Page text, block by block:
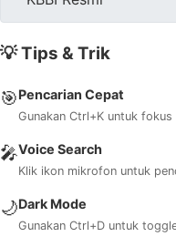
💡 Tips & Trik
🎯Pencarian Cepat
Gunakan Ctrl+K untuk fokus
🎤Voice Search
Klik ikon mikrofon untuk
🌙Dark Mode
Gunakan Ctrl+D untuk